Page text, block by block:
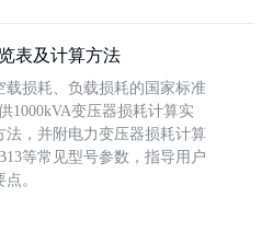
表及计算方法
损耗、负载损耗的国家标准
1000kVA变压器损耗计算实
，并附电力变压器损耗计算
等常见型号参数，指导用户
。